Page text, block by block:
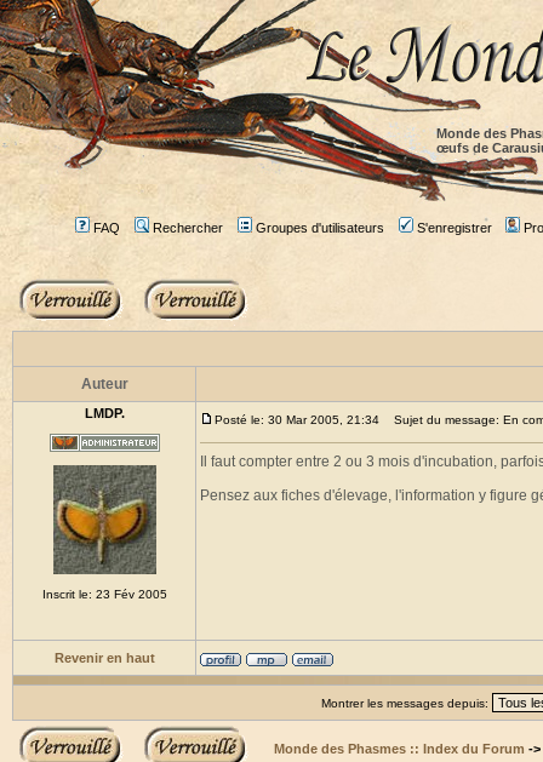
Monde des
œufs de
FAQ Rechercher Groupes d'utilisateurs S'enregistrer
Auteur
LMDP.
Inscrit le: 23 Fév 2005
Posté le: 30 Mar 2005, 21:34 Sujet du message: En
Il faut compter entre 2 ou 3 mois d'incubation,
Pensez aux fiches d'élevage, l'information y figure
Revenir en haut
Montrer les messages depuis:
Monde des Phasmes :: Index du Forum ->